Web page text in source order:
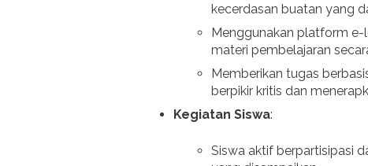
kecerdasan buatan yang
Menggunakan platform e-
materi pembelajaran
Memberikan tugas
berpikir kritis dan
Kegiatan Siswa:
Siswa aktif berpartisipasi